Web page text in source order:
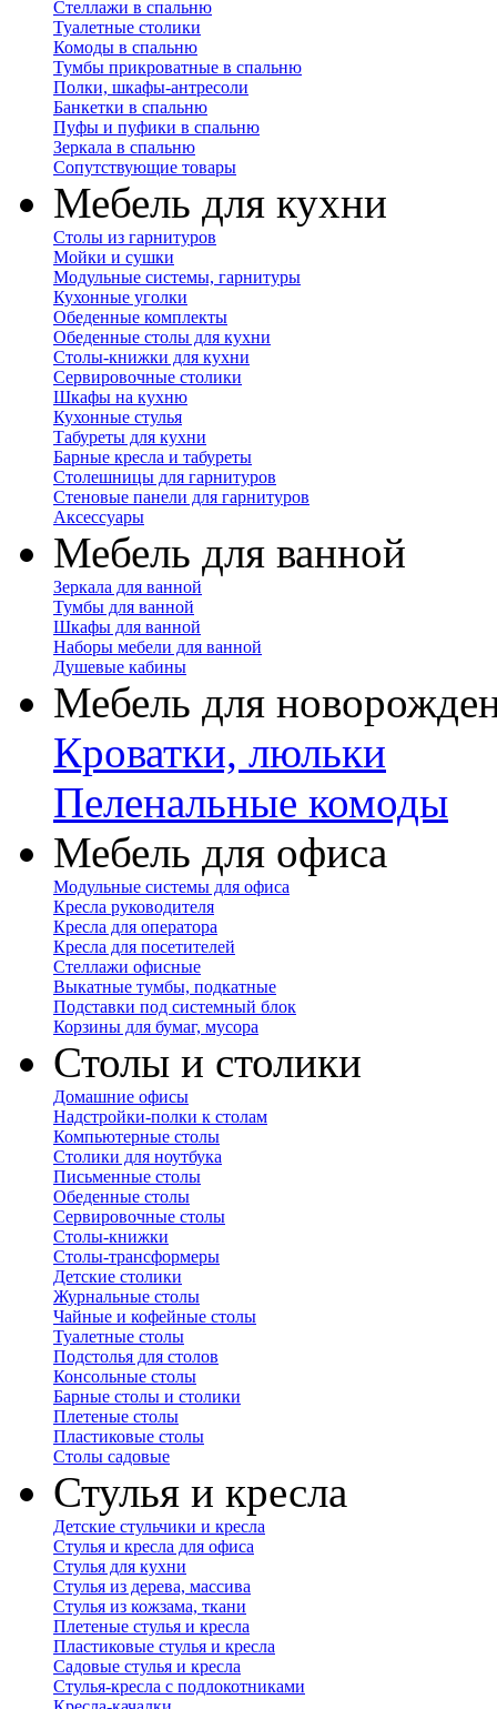
Стеллажи в спальню
Туалетные столики
Комоды в спальню
Тумбы прикроватные в спальню
Полки, шкафы-антресоли
Банкетки в спальню
Пуфы и пуфики в спальню
Зеркала в спальню
Сопутствующие товары
Мебель для кухни
Столы из гарнитуров
Мойки и сушки
Модульные системы, гарнитуры
Кухонные уголки
Обеденные комплекты
Обеденные столы для кухни
Столы-книжки для кухни
Сервировочные столики
Шкафы на кухню
Кухонные стулья
Табуреты для кухни
Барные кресла и табуреты
Столешницы для гарнитуров
Стеновые панели для гарнитуров
Аксессуары
Мебель для ванной
Зеркала для ванной
Тумбы для ванной
Шкафы для ванной
Наборы мебели для ванной
Душевые кабины
Мебель для
Кроватки, люльки
Пеленальные комоды
Мебель для офиса
Модульные системы для офиса
Кресла руководителя
Кресла для оператора
Кресла для посетителей
Стеллажи офисные
Выкатные тумбы, подкатные
Подставки под системный блок
Корзины для бумаг, мусора
Столы и столики
Домашние офисы
Надстройки-полки к столам
Компьютерные столы
Столики для ноутбука
Письменные столы
Обеденные столы
Сервировочные столы
Столы-книжки
Столы-трансформеры
Детские столики
Журнальные столы
Чайные и кофейные столы
Туалетные столы
Подстолья для столов
Консольные столы
Барные столы и столики
Плетеные столы
Пластиковые столы
Столы садовые
Стулья и кресла
Детские стульчики и кресла
Стулья и кресла для офиса
Стулья для кухни
Стулья из дерева, массива
Стулья из кожзама, ткани
Плетеные стулья и кресла
Пластиковые стулья и кресла
Садовые стулья и кресла
Стулья-кресла с подлокотниками